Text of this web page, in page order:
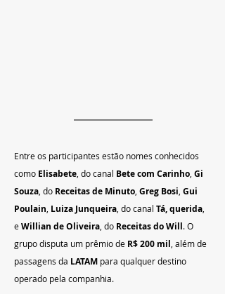
Entre os participantes estão nomes conhecidos
como Elisabete, do canal Bete com Carinho, Gi
Souza, do Receitas de Minuto, Greg Bosi, Gui
Poulain, Luiza Junqueira, do canal Tá, querida,
e Willian de Oliveira, do Receitas do Will. O
grupo disputa um prêmio de R$ 200 mil, além de
passagens da LATAM para qualquer destino
operado pela companhia.